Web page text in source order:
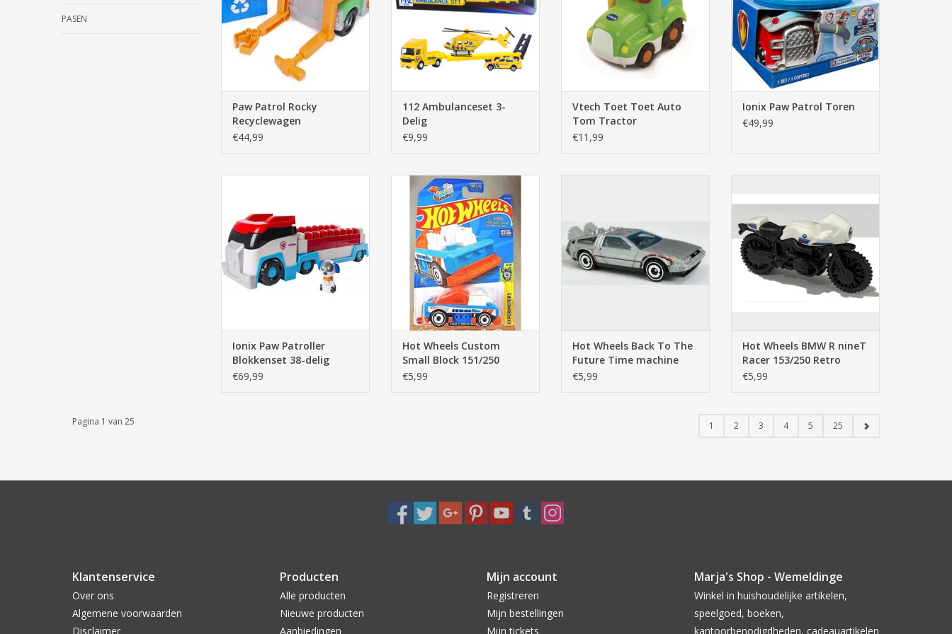
PASEN
Paw Patrol Rocky
Recyclewagen
€44,99
112 Ambulanceset 3-
Delig
€9,99
Vtech Toet Toet Auto
Tom Tractor
€11,99
Ionix Paw Patrol Toren
€49,99
TOEVOEGEN AAN WINKELWAGEN
Ionix Paw Patroller
Blokkenset 38-delig
€69,99
Hot Wheels Custom Small Block
151/250 Experimotors 8/10
TOEVOEGEN AAN WINKELWAGEN
Hot Wheels Custom
Small Block 151/250
Experimotors 8/10
€5,99
Hot Wheels Back To The
Future Time machine
167/250 HW Screen Time
€5,99
TOEVOEGEN AAN WINKELWAGEN
Hot Wheels BMW R nineT
Racer 153/250 Retro
Racers 10/10
€5,99
Pagina 1 van 25 1 2 3 4 5 25
Klantenservice
Over ons
Algemene voorwaarden
Disclaimer
Producten
Alle producten
Nieuwe producten
Aanbiedingen
Mijn account
Registreren
Mijn bestellingen
Mijn tickets
Marja's Shop - Wemeldinge
Winkel in huishoudelijke artikelen,
speelgoed, boeken,
kantoorbenodigdheden, cadeauartikelen